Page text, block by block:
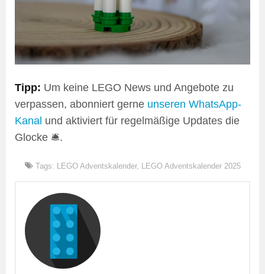
Tipp: Um keine LEGO News und Angebote zu
verpassen, abonniert gerne unseren WhatsApp-
Kanal und aktiviert für regelmäßige Updates die
Glocke 🛎️.
Tags: LEGO Adventskalender, LEGO Adventskalender 2025